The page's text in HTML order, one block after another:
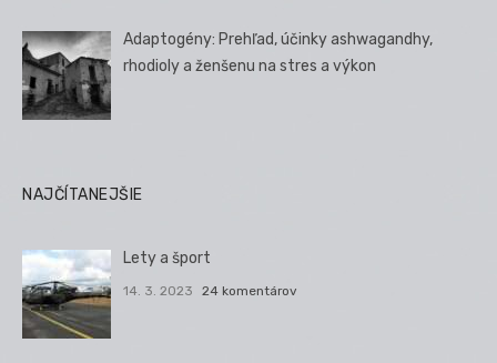
Adaptogény: Prehľad, účinky ashwagandhy,
rhodioly a ženšenu na stres a výkon
NAJČÍTANEJŠIE
Lety a šport
14. 3. 2023 24 komentárov